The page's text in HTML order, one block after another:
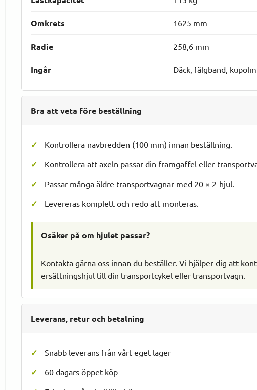
Omkrets 1625 mm
Radie 258,6 mm
Ingår Däck, fälgband,
Bra att veta före beställning
Kontrollera navbredden (100 mm) innan beställning.
Kontrollera att axeln passar din framgaffel eller
Passar många äldre transportvagnar med 20 × 2-hjul.
Levereras komplett och redo att monteras.
Osäker på om hjulet passar?
Kontakta gärna oss innan du beställer. Vi hjälper dig att
ersättningshjul till din transportcykel eller transportvagn.
Leverans, retur och betalning
Snabb leverans från vårt eget lager
60 dagars öppet köp